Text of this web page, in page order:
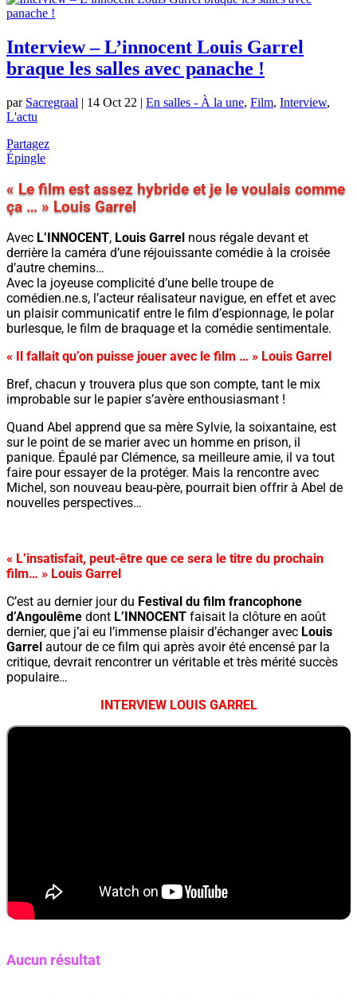
Interview – L’innocent Louis Garrel
braque les salles avec panache !
par Sacregraal | 14 Oct 22 | En salles - À la une, Film, Interview,
L'actu
Partagez
Épingle
« Le film est assez hybride et je le voulais comme
ça … » Louis Garrel
Avec L’INNOCENT, Louis Garrel nous régale devant et
derrière la caméra d’une réjouissante comédie à la croisée
d’autre chemins…
Avec la joyeuse complicité d’une belle troupe de
comédien.ne.s, l’acteur réalisateur navigue, en effet et avec
un plaisir communicatif entre le film d’espionnage, le polar
burlesque, le film de braquage et la comédie sentimentale.
« Il fallait qu’on puisse jouer avec le film … » Louis Garrel
Bref, chacun y trouvera plus que son compte, tant le mix
improbable sur le papier s’avère enthousiasmant !
Quand Abel apprend que sa mère Sylvie, la soixantaine, est
sur le point de se marier avec un homme en prison, il
panique. Épaulé par Clémence, sa meilleure amie, il va tout
faire pour essayer de la protéger. Mais la rencontre avec
Michel, son nouveau beau-père, pourrait bien offrir à Abel de
nouvelles perspectives…
« L’insatisfait, peut-être que ce sera le titre du prochain
film… » Louis Garrel
C’est au dernier jour du Festival du film francophone
d’Angoulême dont L’INNOCENT faisait la clôture en août
dernier, que j’ai eu l’immense plaisir d’échanger avec Louis
Garrel autour de ce film qui après avoir été encensé par la
critique, devrait rencontrer un véritable et très mérité succès
populaire…
INTERVIEW LOUIS GARREL
Aucun résultat